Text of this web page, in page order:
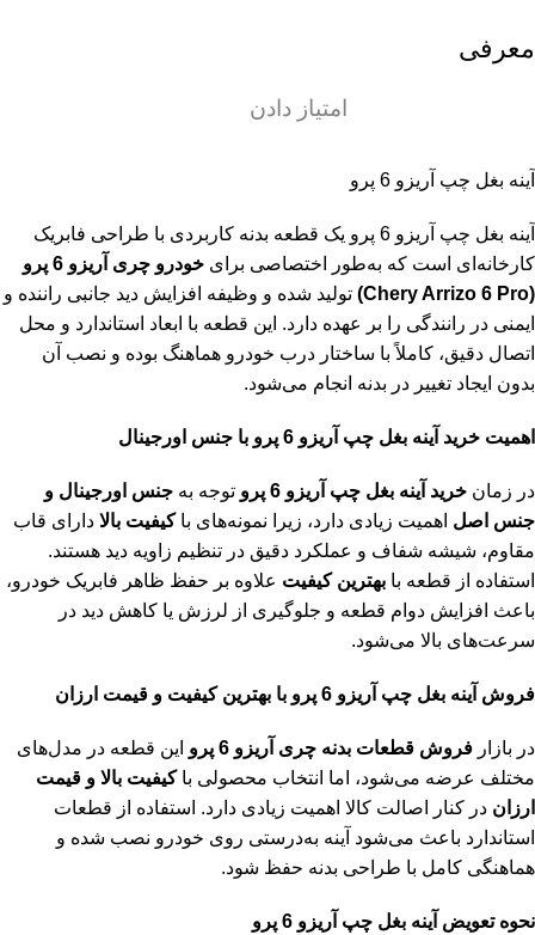
معرفی
امتیاز دادن
آینه بغل چپ آریزو 6 پرو
آینه بغل چپ آریزو 6 پرو یک قطعه بدنه کاربردی با طراحی فابریک
کارخانه‌ای است که به‌طور اختصاصی برای
خودرو چری آریزو 6 پرو
(Chery
Arrizo 6 Pro
) تولید شده و وظیفه افزایش دید جانبی راننده و
ایمنی در رانندگی را بر عهده دارد. این قطعه با ابعاد استاندارد و محل
اتصال دقیق، کاملاً با ساختار درب خودرو هماهنگ بوده و نصب آن
بدون ایجاد تغییر در بدنه انجام می‌شود.
اهمیت خرید آینه بغل چپ آریزو 6 پرو با جنس اورجینال
در زمان خرید آینه بغل چپ آریزو 6 پرو توجه به جنس اورجینال و
جنس اصل اهمیت زیادی دارد، زیرا نمونه‌های باکیفیت بالا دارای قاب
مقاوم، شیشه شفاف و عملکرد دقیق در تنظیم زاویه دید هستند.
استفاده از قطعه با بهترین کیفیت علاوه بر حفظ ظاهر فابریک خودرو،
باعث افزایش دوام قطعه و جلوگیری از لرزش یا کاهش دید در
سرعت‌های بالا می‌شود.
فروش آینه بغل چپ آریزو 6 پرو با بهترین کیفیت و قیمت ارزان
در بازار فروش قطعات بدنه چری آریزو 6 پرو
این قطعه در مدل‌های
مختلف عرضه می‌شود، اما انتخاب محصولی باکیفیت بالا و قیمت
ارزان در کنار اصالت کالا اهمیت زیادی دارد. استفاده از قطعات
استاندارد باعث می‌شود آینه به‌درستی روی خودرو نصب شده و
هماهنگی کامل با طراحی بدنه حفظ شود.
نحوه تعویض آینه بغل چپ آریزو 6 پرو